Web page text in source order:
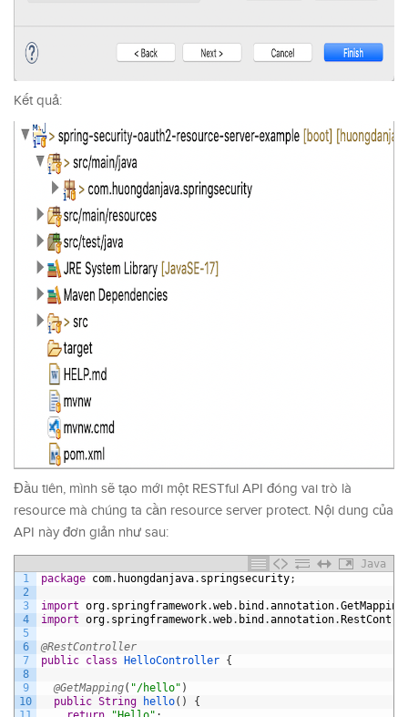
Kết quả:
Đầu tiên, mình sẽ tạo mới một RESTful API đóng vai trò là
resource mà chúng ta cần resource server protect. Nội dung của
API này đơn giản như sau:
Java
1
2
3
4
5
6
7
8
9
10
package com. huongdanjava. springsecurity;
import org. springframework.web. bind .annotation.GetMapping
import org. springframework.web. bind .annotation.
@RestController
public class HelloController {
@GetMapping( "/hello" )
public String hello( )
{